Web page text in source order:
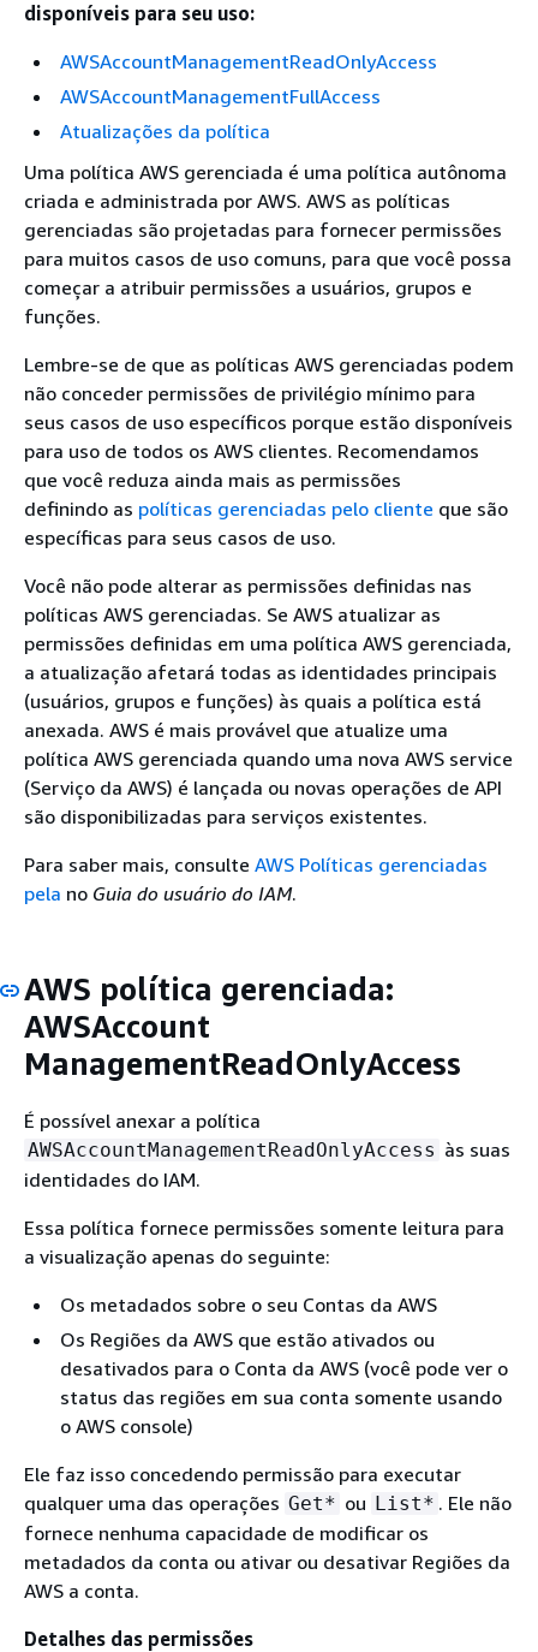
disponíveis para seu uso:
AWSAccountManagementReadOnlyAccess
AWSAccountManagementFullAccess
Atualizações da política
Uma política AWS gerenciada é uma política autônoma
criada e administrada por AWS. AWS as políticas
gerenciadas são projetadas para fornecer permissões
para muitos casos de uso comuns, para que você possa
começar a atribuir permissões a usuários, grupos e
funções.
Lembre-se de que as políticas AWS gerenciadas podem
não conceder permissões de privilégio mínimo para
seus casos de uso específicos porque estão disponíveis
para uso de todos os AWS clientes. Recomendamos
que você reduza ainda mais as permissões
definindo as políticas gerenciadas pelo cliente que são
específicas para seus casos de uso.
Você não pode alterar as permissões definidas nas
políticas AWS gerenciadas. Se AWS atualizar as
permissões definidas em uma política AWS gerenciada,
a atualização afetará todas as identidades principais
(usuários, grupos e funções) às quais a política está
anexada. AWS é mais provável que atualize uma
política AWS gerenciada quando uma nova AWS service
(Serviço da AWS) é lançada ou novas operações de API
são disponibilizadas para serviços existentes.
Para saber mais, consulte AWS Políticas gerenciadas
pela no Guia do usuário do IAM.
AWS política gerenciada:
AWSAccount
ManagementReadOnlyAccess
É possível anexar a política
AWSAccountManagementReadOnlyAccess às suas
identidades do IAM.
Essa política fornece permissões somente leitura para
a visualização apenas do seguinte:
Os metadados sobre o seu Contas da AWS
Os Regiões da AWS que estão ativados ou
desativados para o Conta da AWS (você pode ver o
status das regiões em sua conta somente usando
o AWS console)
Ele faz isso concedendo permissão para executar
qualquer uma das operações Get* ou List* . Ele não
fornece nenhuma capacidade de modificar os
metadados da conta ou ativar ou desativar Regiões da
AWS a conta.
Detalhes das permissões